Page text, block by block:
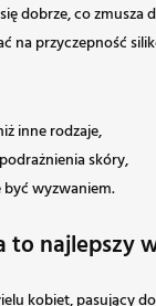
dobrze, co
przyczepność
inne rodzaje,
skóry,
być wyzwaniem.
to najlepszy
kobiet, pasujący